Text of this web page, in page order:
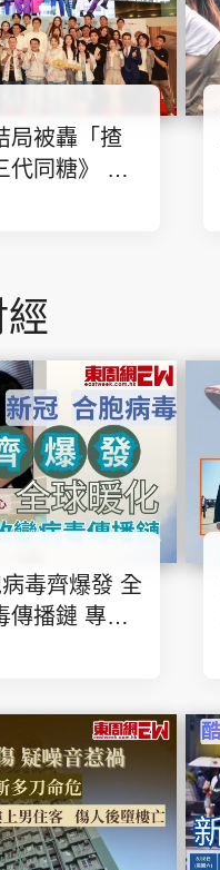
局被轟「揸
代同糖》 劇
爆場面感
播鏈 專
心